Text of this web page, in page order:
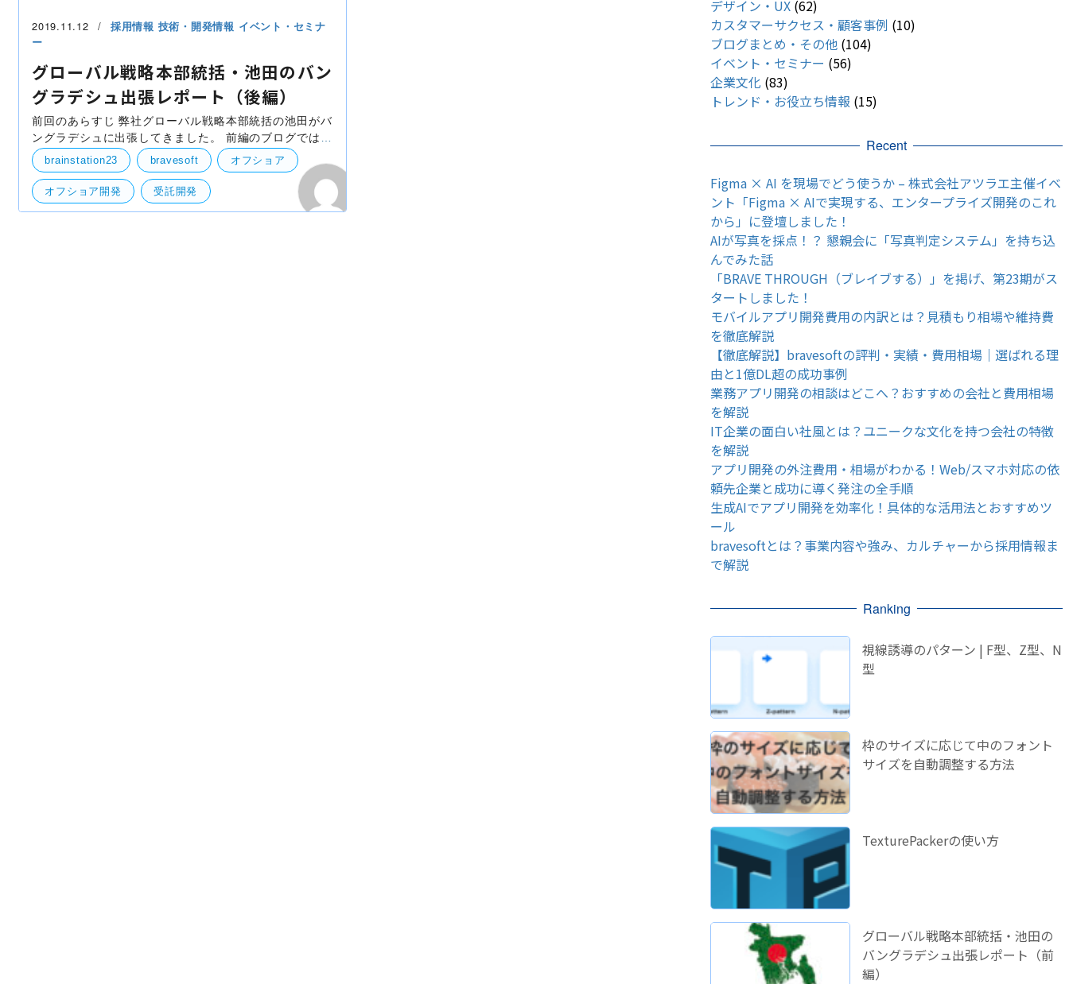
2019.11.12 採用情報 技術・開発情報 イベント・セミナ
ー
グローバル戦略本部統括・池田のバン
グラデシュ出張レポート（後編）
前回のあらすじ 弊社グローバル戦略本部統括の池田がバ
ングラデシュに出張してきました。 前編のブログでは、
バングラデシュの大学や政府系機構などに訪問し、「日
本とバングラデシュが現状どのような技術交流、教育
brainstation23 bravesoft オフショア
オフショア開発 受託開発
デザイン・UX (62)
カスタマーサクセス・顧客事例 (10)
ブログまとめ・その他 (104)
イベント・セミナー (56)
企業文化 (83)
トレンド・お役立ち情報 (15)
Recent
Figma × AI を現場でどう使うか – 株式会社アツラエ主催イベ
ント「Figma × AIで実現する、エンタープライズ開発のこれ
から」に登壇しました！
AIが写真を採点！？ 懇親会に「写真判定システム」を持ち込
んでみた話
「BRAVE THROUGH（ブレイブする）」を掲げ、第23期がス
タートしました！
モバイルアプリ開発費用の内訳とは？見積もり相場や維持費
を徹底解説
【徹底解説】bravesoftの評判・実績・費用相場｜選ばれる理
由と1億DL超の成功事例
業務アプリ開発の相談はどこへ？おすすめの会社と費用相場
を解説
IT企業の面白い社風とは？ユニークな文化を持つ会社の特徴
を解説
アプリ開発の外注費用・相場がわかる！Web/スマホ対応の依
頼先企業と成功に導く発注の全手順
生成AIでアプリ開発を効率化！具体的な活用法とおすすめツ
ール
bravesoftとは？事業内容や強み、カルチャーから採用情報ま
で解説
Ranking
視線誘導のパターン | F型、Z型、N
型
枠のサイズに応じて中のフォント
サイズを自動調整する方法
TexturePackerの使い方
グローバル戦略本部統括・池田の
バングラデシュ出張レポート（前
編）